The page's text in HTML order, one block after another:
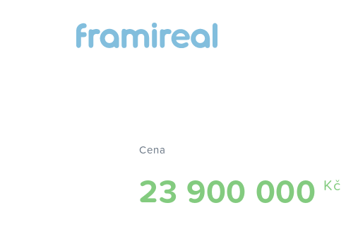
Cena
23 900 000 Kč